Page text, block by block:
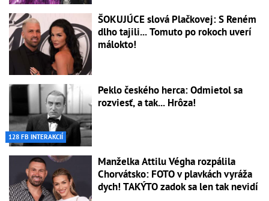
ŠOKUJÚCE slová Plačkovej: S Reném
dlho tajili... Tomuto po rokoch uverí
málokto!
128 FB INTERAKCIÍ
Peklo českého herca: Odmietol sa
rozviesť, a tak... Hrôza!
Manželka Attilu Végha rozpálila
Chorvátsko: FOTO v plavkách vyráža
dych! TAKÝTO zadok sa len tak nevidí